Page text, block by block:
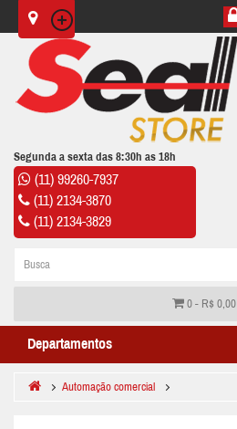
Segunda a sexta das 8:30h as 18h
(11) 99260-7937
(11) 2134-3870
(11) 2134-3829
0 - R$ 0,00
Departamentos
Automação comercial